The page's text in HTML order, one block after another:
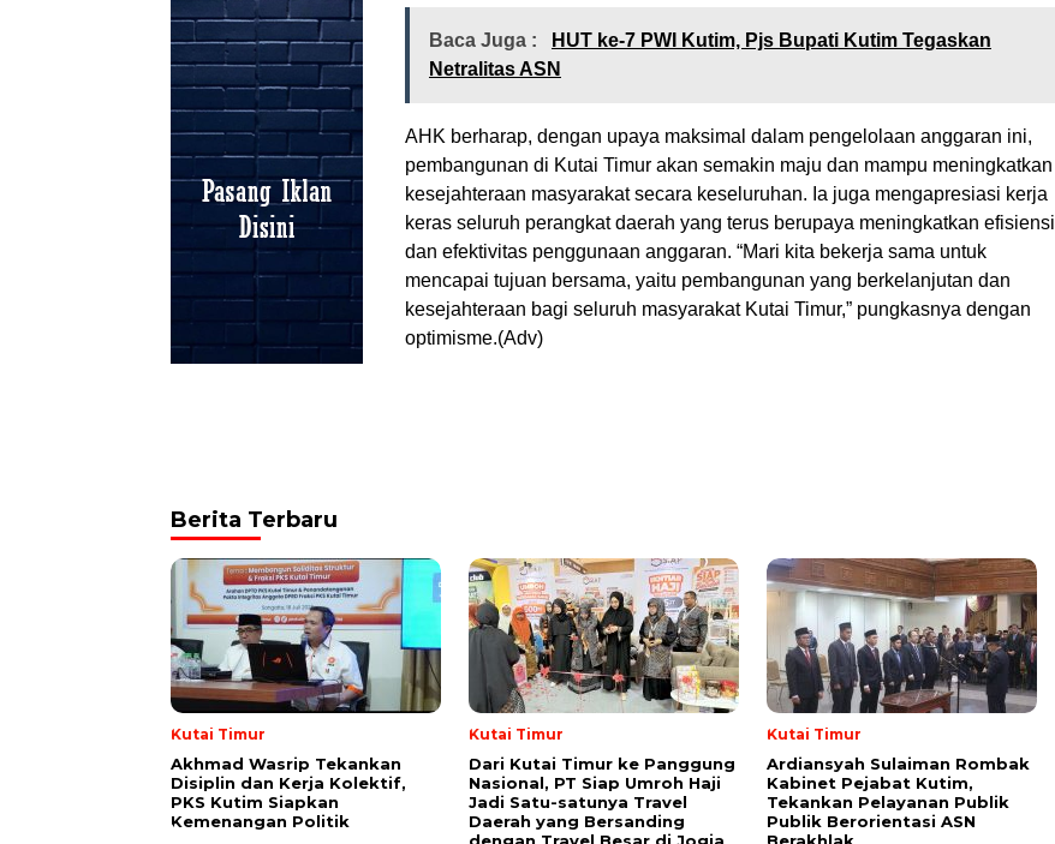
Baca Juga :
HUT ke-7 PWI Kutim, Pjs Bupati Kutim Tegaskan
Netralitas ASN
AHK berharap, dengan upaya maksimal dalam pengelolaan anggaran ini,
pembangunan di Kutai Timur akan semakin maju dan mampu meningkatkan
kesejahteraan masyarakat secara keseluruhan. Ia juga mengapresiasi kerja
keras seluruh perangkat daerah yang terus berupaya meningkatkan efisiensi
dan efektivitas penggunaan anggaran. “Mari kita bekerja sama untuk
mencapai tujuan bersama, yaitu pembangunan yang berkelanjutan dan
kesejahteraan bagi seluruh masyarakat Kutai Timur,” pungkasnya dengan
optimisme.(Adv)
Berita Terbaru
Kutai Timur
Akhmad Wasrip Tekankan
Disiplin dan Kerja Kolektif,
PKS Kutim Siapkan
Kemenangan Politik
Kutai Timur
Dari Kutai Timur ke Panggung
Nasional, PT Siap Umroh Haji
Jadi Satu-satunya Travel
Daerah yang Bersanding
Kutai Timur
Ardiansyah Sulaiman Rombak
Kabinet Pejabat Kutim,
Tekankan Pelayanan Publik
Publik Berorientasi ASN